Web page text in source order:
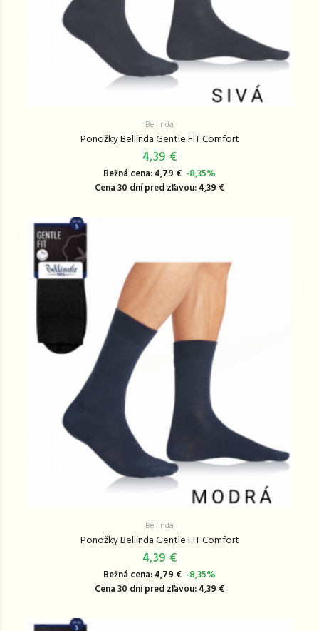
Bellinda
Ponožky Bellinda Gentle FIT Comfort
4,39 €
Bežná cena: 4,79 € -8,35%
Cena 30 dní pred zľavou: 4,39 €
Bellinda
Ponožky Bellinda Gentle FIT Comfort
4,39 €
Bežná cena: 4,79 € -8,35%
Cena 30 dní pred zľavou: 4,39 €